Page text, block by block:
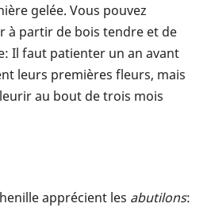
gelée. Vous pouvez
à partir de bois tendre et de
Il faut patienter un an avant
leurs premières fleurs, mais
au bout de trois mois
apprécient les abutilons: